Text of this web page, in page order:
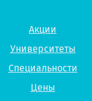
Акции
Университеты
Специальности
Цены